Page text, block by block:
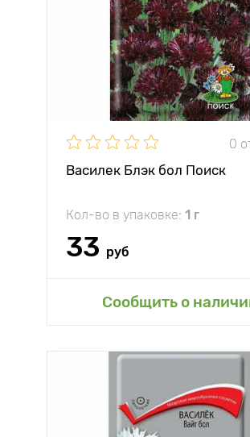
0
Василек Блэк бол Поиск
Кол-во в упаковке: 1 г
33 руб
Сообщить о